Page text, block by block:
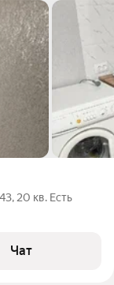
20 кв. Есть
Чат